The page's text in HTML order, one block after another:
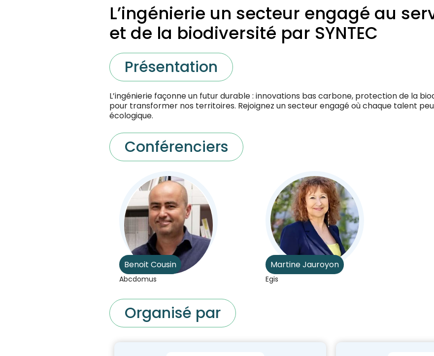
L’ingénierie un secteur engagé au
et de la biodiversité par SYNTEC
Présentation
L’ingénierie façonne un futur durable : innovations bas carbone, protection de la
pour transformer nos territoires. Rejoignez un secteur engagé où chaque talent
écologique.
Conférenciers
Benoit Cousin
Abcdomus
Martine Jauroyon
Egis
Organisé par